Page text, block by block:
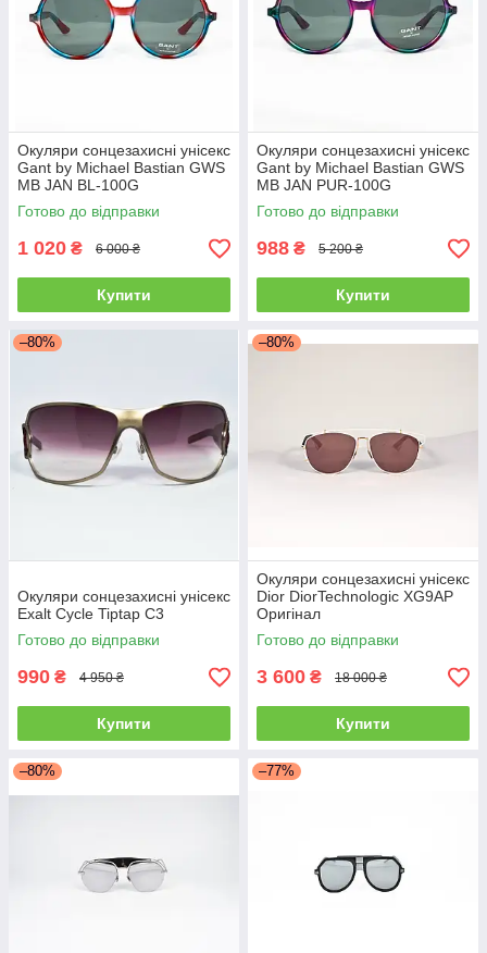
Окуляри сонцезахисні унісекс
Gant by Michael Bastian GWS
MB JAN BL-100G
Готово до відправки
1 020 ₴ 6 000 ₴
Купити
Окуляри сонцезахисні унісекс
Gant by Michael Bastian GWS
MB JAN PUR-100G
Готово до відправки
988 ₴ 5 200 ₴
Купити
–80%
Окуляри сонцезахисні унісекс
Exalt Cycle Tiptap C3
Готово до відправки
990 ₴ 4 950 ₴
Купити
–80%
Окуляри сонцезахисні унісекс
Dior DiorTechnologic XG9AP
Оригінал
Готово до відправки
3 600 ₴ 18 000 ₴
Купити
–80% –77%